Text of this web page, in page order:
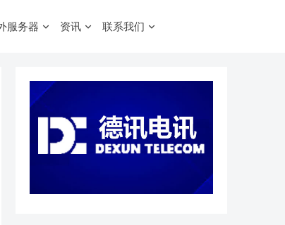
服务器 资讯 联系我们